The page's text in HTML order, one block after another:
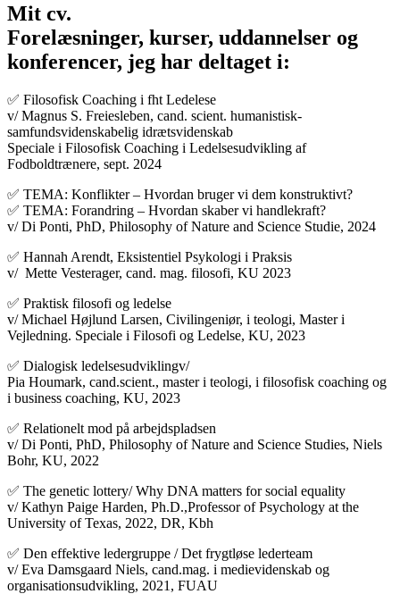
Mit cv.
Forelæsninger, kurser, uddannelser og
konferencer, jeg har deltaget i:
✅ Filosofisk Coaching i fht Ledelese
v/ Magnus S. Freiesleben, cand. scient. humanistisk-
samfundsvidenskabelig idrætsvidenskab
Speciale i Filosofisk Coaching i Ledelsesudvikling af
Fodboldtrænere, sept. 2024
✅ TEMA: Konflikter – Hvordan bruger vi dem konstruktivt?
✅ TEMA: Forandring – Hvordan skaber vi handlekraft?
v/ Di Ponti, PhD, Philosophy of Nature and Science Studie, 2024
✅ Hannah Arendt, Eksistentiel Psykologi i Praksis
v/ Mette Vesterager, cand. mag. filosofi, KU 2023
✅ Praktisk filosofi og ledelse
v/ Michael Højlund Larsen, Civilingeniør, i teologi, Master i
Vejledning. Speciale i Filosofi og Ledelse, KU, 2023
✅ Dialogisk ledelsesudviklingv/
Pia Houmark, cand.scient., master i teologi, i filosofisk coaching og
i business coaching, KU, 2023
✅ Relationelt mod på arbejdspladsen
v/ Di Ponti, PhD, Philosophy of Nature and Science Studies, Niels
Bohr, KU, 2022
✅ The genetic lottery/ Why DNA matters for social equality
v/ Kathyn Paige Harden, Ph.D.,Professor of Psychology at the
University of Texas, 2022, DR, Kbh
✅ Den effektive ledergruppe / Det frygtløse lederteam
v/ Eva Damsgaard Niels, cand.mag. i medievidenskab og
organisationsudvikling, 2021, FUAU